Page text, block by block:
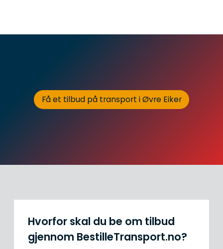
Få et tilbud på transport i Øvre Eiker
Hvorfor skal du be om tilbud
gjennom BestilleTransport.no?